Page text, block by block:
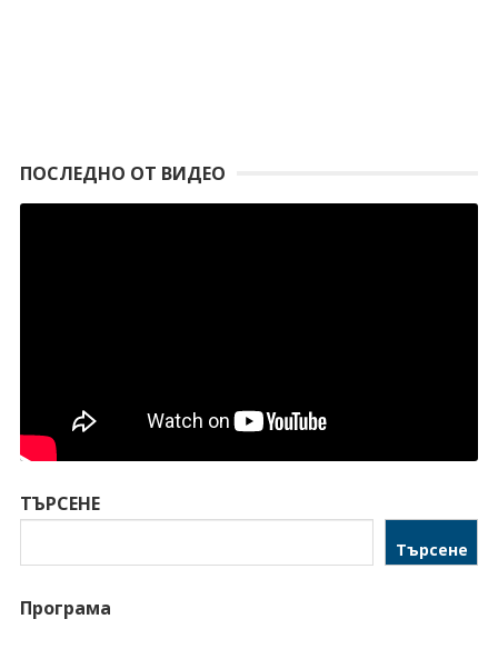
ПОСЛЕДНО ОТ ВИДЕО
ТЪРСЕНЕ
Търсене
Програма